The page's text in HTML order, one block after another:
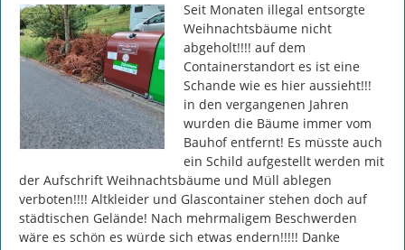
Seit Monaten illegal entsorgte
Weihnachtsbäume nicht
abgeholt!!!! auf dem
Containerstandort es ist eine
Schande wie es hier aussieht!!!
in den vergangenen Jahren
wurden die Bäume immer vom
Bauhof entfernt! Es müsste auch
ein Schild aufgestellt werden mit
der Aufschrift Weihnachtsbäume und Müll ablegen
verboten!!!! Altkleider und Glascontainer stehen doch auf
städtischen Gelände! Nach mehrmaligem Beschwerden
wäre es schön es würde sich etwas endern!!!!! Danke